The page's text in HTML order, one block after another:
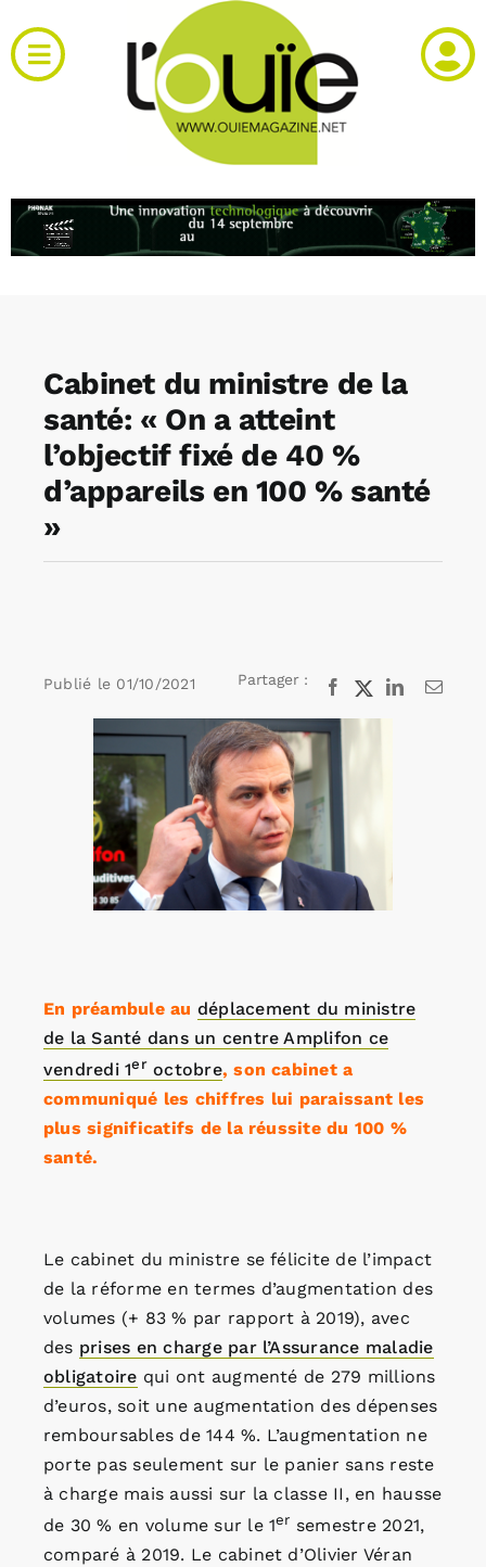
au
contenu
Toggle
Navigation
RH et emploi
Agenda
Kiosque
Cabinet du ministre de la
santé: « On a atteint
l’objectif fixé de 40 %
d’appareils en 100 % santé
»
Publié le 01/10/2021 Partager : Facebook
X LinkedInEmail
l'image
agrandie
En préambule au déplacement du ministre
de la Santé dans un centre Amplifon ce
vendredi 1eroctobre, son cabinet a
communiqué les chiffres lui paraissant les
plus significatifs de la réussite du 100 %
santé.
Le cabinet du ministre se félicite de l’impact
de la réforme en termes d’augmentation des
volumes (+ 83 % par rapport à 2019), avec
des prises en charge par l’Assurance maladie
obligatoire qui ont augmenté de 279 millions
d’euros, soit une augmentation des dépenses
remboursables de 144 %. L’augmentation ne
porte pas seulement sur le panier sans reste
à charge mais aussi sur la classe II, en hausse
de 30 % en volume sur le 1er semestre 2021,
comparé à 2019. Le cabinet d’Olivier Véran